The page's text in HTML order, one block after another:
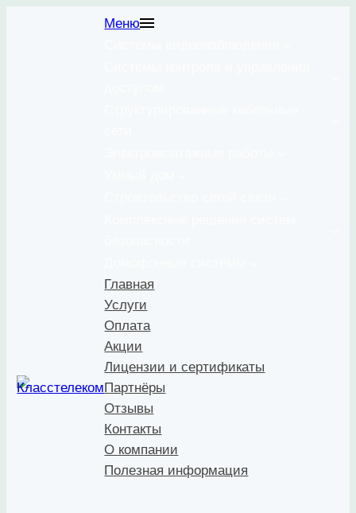
Меню
Главная
Услуги
Оплата
Акции
Лицензии и сертификаты
Партнёры
Отзывы
Контакты
О компании
Полезная информация